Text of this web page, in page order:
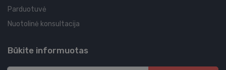
Parduotuvė
Nuotolinė konsultacija
Būkite informuotas